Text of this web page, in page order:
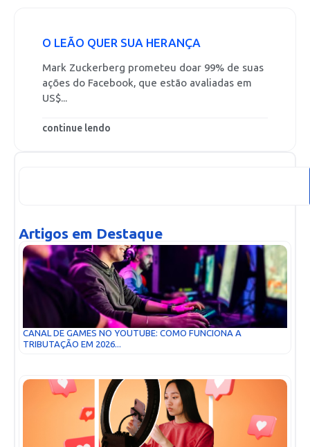
O LEÃO QUER SUA HERANÇA
Mark Zuckerberg prometeu doar 99% de suas
ações do Facebook, que estão avaliadas em
US$...
continue lendo
Artigos em Destaque
CANAL DE GAMES NO YOUTUBE: COMO FUNCIONA A
TRIBUTAÇÃO EM 2026...